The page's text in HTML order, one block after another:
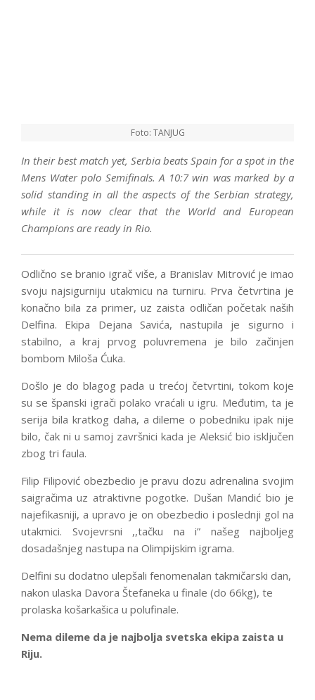
Foto: TANJUG
In their best match yet, Serbia beats Spain for a spot in the
Mens Water polo Semifinals. A 10:7 win was marked by a
solid standing in all the aspects of the Serbian strategy,
while it is now clear that the World and European
Champions are ready in Rio.
Odlično se branio igrač više, a Branislav Mitrović je imao
svoju najsigurniju utakmicu na turniru. Prva četvrtina je
konačno bila za primer, uz zaista odličan početak naših
Delfina. Ekipa Dejana Savića, nastupila je sigurno i
stabilno, a kraj prvog poluvremena je bilo začinjen
bombom Miloša Ćuka.
Došlo je do blagog pada u trećoj četvrtini, tokom koje
su se španski igrači polako vraćali u igru. Međutim, ta je
serija bila kratkog daha, a dileme o pobedniku ipak nije
bilo, čak ni u samoj završnici kada je Aleksić bio isključen
zbog tri faula.
Filip Filipović obezbedio je pravu dozu adrenalina svojim
saigračima uz atraktivne pogotke. Dušan Mandić bio je
najefikasniji, a upravo je on obezbedio i poslednji gol na
utakmici. Svojevrsni ,,tačku na i” našeg najboljeg
dosadašnjeg nastupa na Olimpijskim igrama.
Delfini su dodatno ulepšali fenomenalan takmičarski dan,
nakon ulaska Davora Štefaneka u finale (do 66kg), te
prolaska košarkašica u polufinale.
Nema dileme da je najbolja svetska ekipa zaista u
Riju.